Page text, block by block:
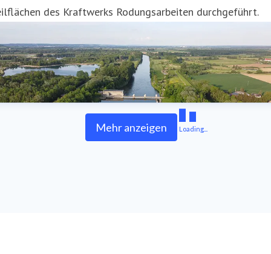
des Kraftwerks Rodungsarbeiten durchgeführt.
Mehr anzeigen Loading...